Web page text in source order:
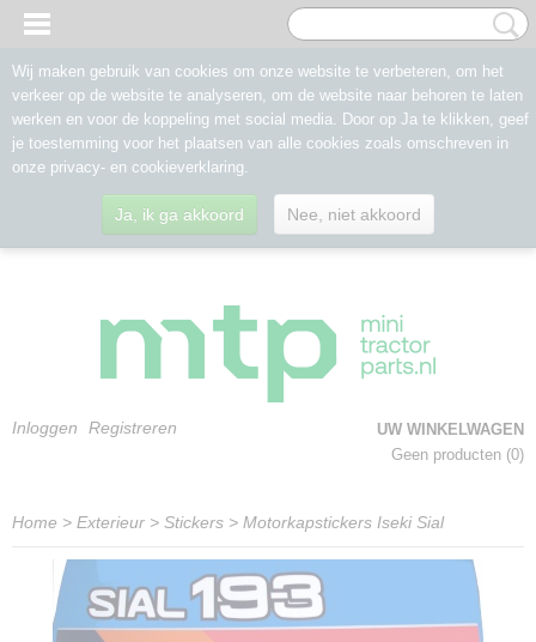
Inloggen Registreren
UW WINKELWAGEN
Geen producten (0)
Home > Exterieur > Stickers > Motorkapstickers Iseki Sial
Wij maken gebruik van cookies om onze website te verbeteren, om het
verkeer op de website te analyseren, om de website naar behoren te laten
werken en voor de koppeling met social media. Door op Ja te klikken, geef
je toestemming voor het plaatsen van alle cookies zoals omschreven in
onze privacy- en cookieverklaring.
Ja, ik ga akkoord Nee, niet akkoord